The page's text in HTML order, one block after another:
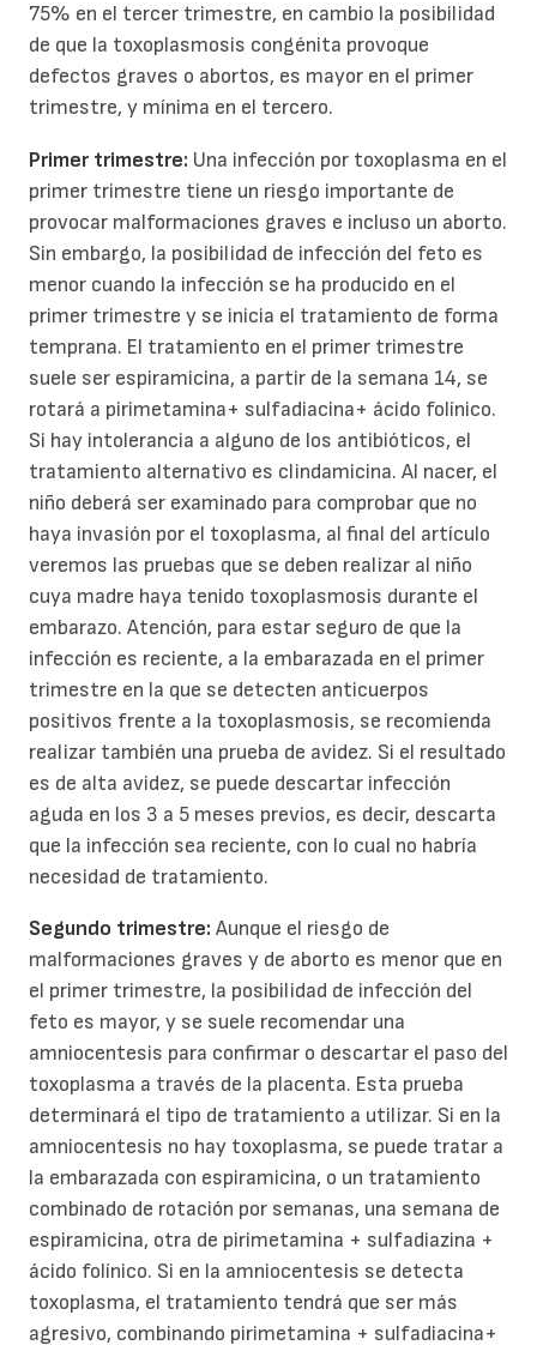
75% en el tercer trimestre, en cambio la posibilidad
de que la toxoplasmosis congénita provoque
defectos graves o abortos, es mayor en el primer
trimestre, y mínima en el tercero.
Primer trimestre: Una infección por toxoplasma en el
primer trimestre tiene un riesgo importante de
provocar malformaciones graves e incluso un aborto.
Sin embargo, la posibilidad de infección del feto es
menor cuando la infección se ha producido en el
primer trimestre y se inicia el tratamiento de forma
temprana. El tratamiento en el primer trimestre
suele ser espiramicina, a partir de la semana 14, se
rotará a pirimetamina+ sulfadiacina+ ácido folínico.
Si hay intolerancia a alguno de los antibióticos, el
tratamiento alternativo es clindamicina. Al nacer, el
niño deberá ser examinado para comprobar que no
haya invasión por el toxoplasma, al final del artículo
veremos las pruebas que se deben realizar al niño
cuya madre haya tenido toxoplasmosis durante el
embarazo. Atención, para estar seguro de que la
infección es reciente, a la embarazada en el primer
trimestre en la que se detecten anticuerpos
positivos frente a la toxoplasmosis, se recomienda
realizar también una prueba de avidez. Si el resultado
es de alta avidez, se puede descartar infección
aguda en los 3 a 5 meses previos, es decir, descarta
que la infección sea reciente, con lo cual no habría
necesidad de tratamiento.
Segundo trimestre: Aunque el riesgo de
malformaciones graves y de aborto es menor que en
el primer trimestre, la posibilidad de infección del
feto es mayor, y se suele recomendar una
amniocentesis para confirmar o descartar el paso del
toxoplasma a través de la placenta. Esta prueba
determinará el tipo de tratamiento a utilizar. Si en la
amniocentesis no hay toxoplasma, se puede tratar a
la embarazada con espiramicina, o un tratamiento
combinado de rotación por semanas, una semana de
espiramicina, otra de pirimetamina + sulfadiazina +
ácido folínico. Si en la amniocentesis se detecta
toxoplasma, el tratamiento tendrá que ser más
agresivo, combinando pirimetamina + sulfadiacina+